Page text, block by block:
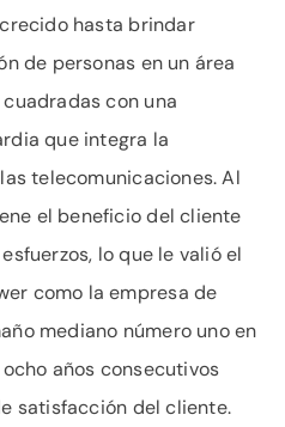
hasta brindar
de personas en un área
con una
que integra la
telecomunicaciones. Al
el beneficio del cliente
lo que le valió el
como la empresa de
mediano número uno en
años consecutivos
satisfacción del cliente.